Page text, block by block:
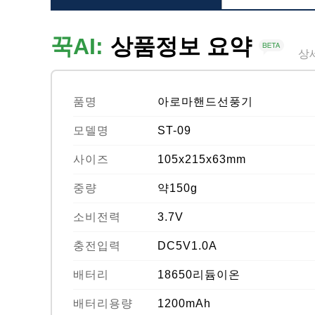
꾹AI: 상품정보 요약 상
품명 아로마핸드선풍기
모델명 ST-09
사이즈 105x215x63mm
중량 약150g
소비전력 3.7V
충전입력 DC5V1.0A
배터리 18650리듐이온
배터리용량 1200mAh